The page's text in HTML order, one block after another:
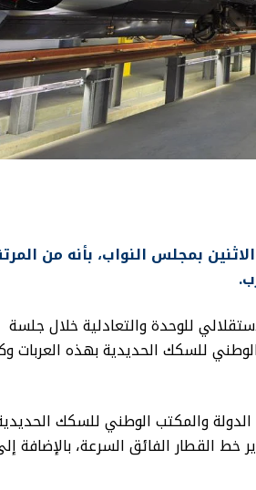
بمجلس النواب، بأنه من
للوحدة والتعادلية خلال جلسة
للسكك الحديدية بهذه العربات
الدولة والمكتب الوطني للسكك
يستهدف تطوير خط القطار الفائق السرعة، بالإضافة